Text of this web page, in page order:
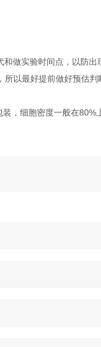
做实验时间点，以防
以最好提前做好预估判
，细胞密度一般在